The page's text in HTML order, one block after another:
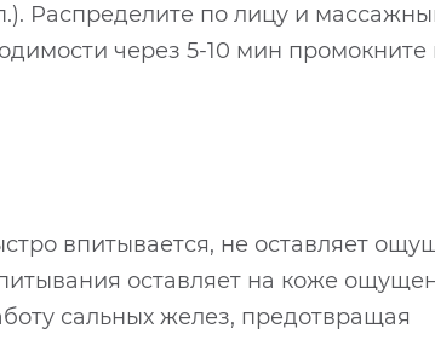
Распределите по лицу и
через 5-10 мин
впитывается, не оставляет
оставляет на коже
сальных желез, предотвращая